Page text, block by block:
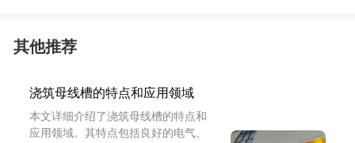
其他推荐
浇筑母线槽的特点和应用领域
本文详细介绍了浇筑母线槽的特点和
应用领域。其特点包括良好的电气、